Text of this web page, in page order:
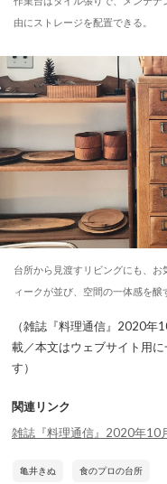
由にストレージを配置できる。
台所から見渡すリビングにも、お
ィークが並び、空間の一体感を醸
（雑誌『料理通信』2020年
載／本文はウェブサイト用に
す）
関連リンク
雑誌『料理通信』2020年10
亀井きぬ 食のプロの台所